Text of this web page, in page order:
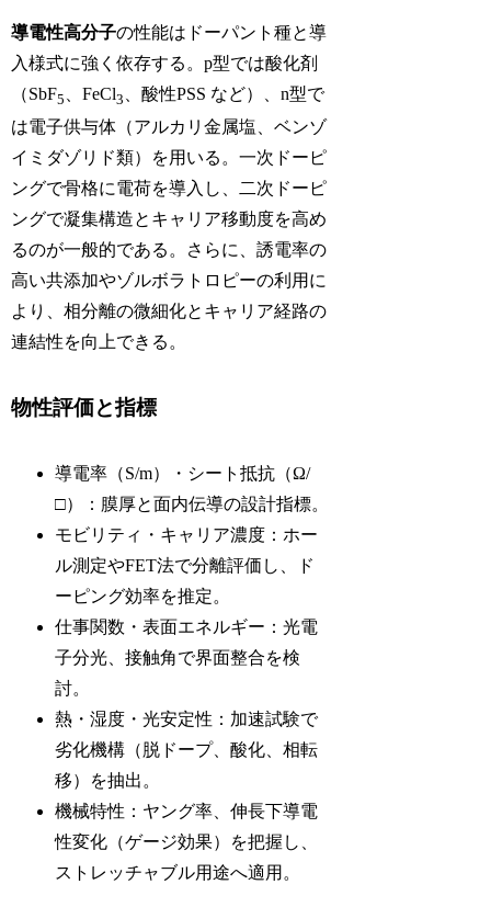
導電性高分子の性能はドーパント種と導
入様式に強く依存する。p型では酸化剤
（SbF5 、FeCl3
、酸性PSS など）、n型で
は電子供与体（アルカリ金属塩、ベンゾ
イミダゾリド類）を用いる。一次ドーピ
ングで骨格に電荷を導入し、二次ドーピ
ングで凝集構造とキャリア移動度を高め
るのが一般的である。さらに、誘電率の
高い共添加やゾルボラトロピーの利用に
より、相分離の微細化とキャリア経路の
連結性を向上できる。
物性評価と指標
導電率（S/m）・シート抵抗（Ω/
□）：膜厚と面内伝導の設計指標。
モビリティ・キャリア濃度：ホー
ル測定やFET法で分離評価し、ド
ーピング効率を推定。
仕事関数・表面エネルギー：光電
子分光、接触角で界面整合を検
討。
熱・湿度・光安定性：加速試験で
劣化機構（脱ドープ、酸化、相転
移）を抽出。
機械特性：ヤング率、伸長下導電
性変化（ゲージ効果）を把握し、
ストレッチャブル用途へ適用。